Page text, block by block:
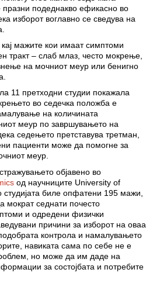
подеднакво ефикасно во
изборот воглавно се сведува на
мажите кои имаат симптоми
тракт – слаб млаз, често мокрење,
на мочниот меур или бенигно
11 претходни студии покажала
во седечка положба е
на количината
меур по завршувањето на
седењето претставува третман,
пациенти може да помогне за
меур.
објавено во
од научниците University of
биле опфатени 195 мажи,
мократ седнати почесто
и одредени физички
причини за изборот на оваа
контрола и намалувањето
навиката сама по себе не е
но може да им даде на
за состојбата и потребите